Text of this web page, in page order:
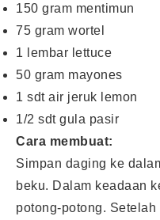
150 gram mentimun
75 gram wortel
1 lembar lettuce
50 gram mayones
1 sdt air jeruk lemon
1/2 sdt gula pasir
Cara membuat:
Simpan daging ke
beku. Dalam keadaan
potong-potong. Setelah